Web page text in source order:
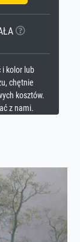
kolor lub
chętnie
kosztów.
z nami.